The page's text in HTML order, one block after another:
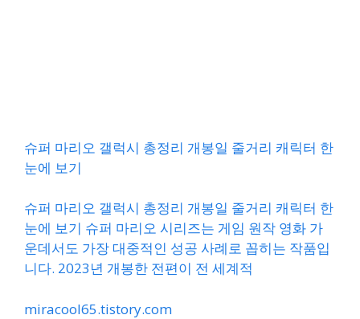
슈퍼 마리오 갤럭시 총정리 개봉일 줄거리 캐릭터 한
눈에 보기
슈퍼 마리오 갤럭시 총정리 개봉일 줄거리 캐릭터 한
눈에 보기 슈퍼 마리오 시리즈는 게임 원작 영화 가
운데서도 가장 대중적인 성공 사례로 꼽히는 작품입
니다. 2023년 개봉한 전편이 전 세계적
miracool65.tistory.com